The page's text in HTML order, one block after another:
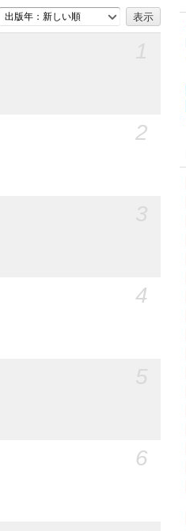
出版年：新しい順
2
4
6